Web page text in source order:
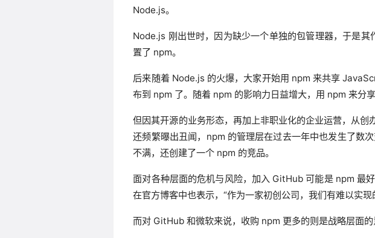
Node.js。
Node.js 刚出世时，因为缺少一个单独的包管理器，于是
置了 npm。
后来随着 Node.js 的火爆，大家开始用 npm 来共享
布到 npm 了。随着 npm 的影响力日益增大，用 npm 来分
但因其开源的业务形态，再加上非职业化的企业运营，从
还频繁曝出丑闻，npm 的管理层在过去一年中也发生了数
不满，还创建了一个 npm 的竞品。
面对各种层面的危机与风险，加入 GitHub 可能是 npm 最
在官方博客中也表示，“作为一家初创公司，我们有难以实
而对 GitHub 和微软来说，收购 npm 更多的则是战略层面的